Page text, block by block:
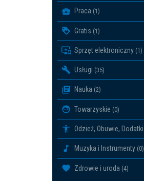
Praca (1)
Gratis (1)
Sprzęt elektroniczny (1)
Usługi (35)
Nauka (2)
Towarzyskie (0)
Odzież, Obuwie, Dodatki
Muzyka i Instrumenty (0)
Zdrowie i uroda (4)